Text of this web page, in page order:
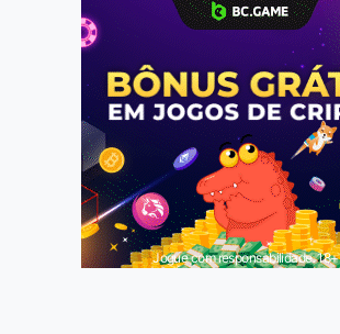
Jogue com responsabilidade. 18+